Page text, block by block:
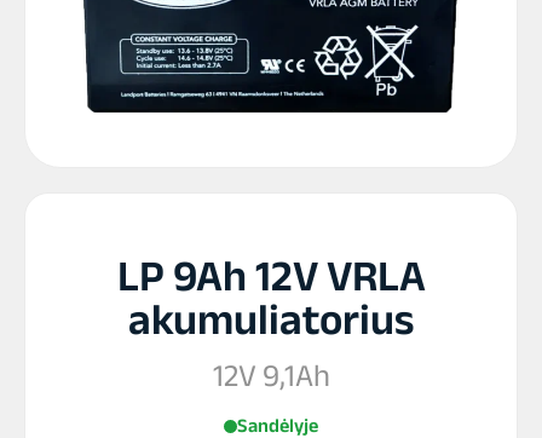
LP 9Ah 12V VRLA
akumuliatorius
12V 9,1Ah
Sandėlyje